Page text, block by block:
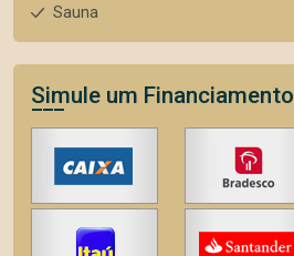
Sauna
Simule um Financiamento